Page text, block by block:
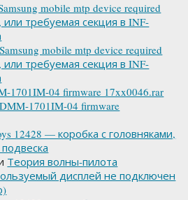
mobile mtp device required
или требуемая секция в INF-
Samsung mobile mtp device required
или требуемая секция в INF-
1701IM-04 firmware 17xx0046.rar
DMM-1701IM-04 firmware
12428 — коробка с головняками,
Теория волны-пилота
дисплей не подключен